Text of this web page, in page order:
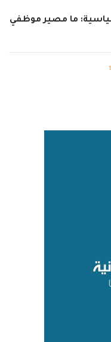
ما مصير موظفي